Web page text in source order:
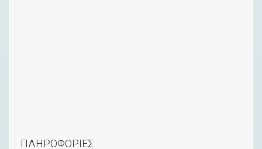
ΠΛΗΡΟΦΟΡΙΕΣ